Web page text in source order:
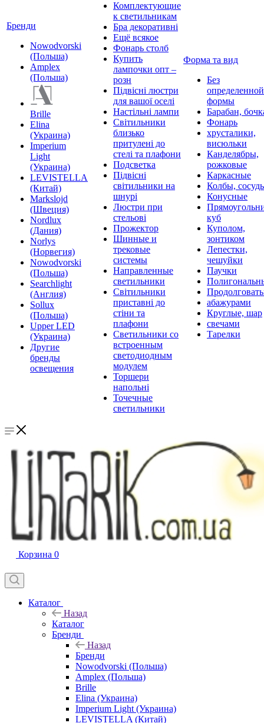
Бренди
Nowodvorski
(Польша)
Amplex
(Польша)
Brille
Elina
(Украина)
Imperium
Light
(Украина)
LEVISTELLA
(Китай)
Markslojd
(Швеция)
Nordlux
(Дания)
Norlys
(Норвегия)
Nowodvorski
(Польша)
Searchlight
(Англия)
Sollux
(Польша)
Upper LED
(Украина)
Другие
бренды
освещения
Комплектующие
к светильникам
Бра декоративні
Ещё всякое
Фонарь столб
Купить
лампочки опт –
розн
Підвісні люстри
для вашої оселі
Настільні лампи
Світильники
близько
притулені до
стелі та плафони
Подсветка
Підвісні
світильники на
шнурі
Люстри при
стельові
Прожектор
Шинные и
трековые
системы
Направленные
светильники
Світильники
приставні до
стіни та
плафони
Светильники со
встроенным
светодиодным
модулем
Торшери
напольні
Точечные
светильники
Форма та вид
Без
определенной
формы
Барабан,
Фонарь
хрусталики,
висюльки
Канделябры,
рожковые
Каркасные
Колбы,
Конусные
куб
Куполом,
зонтиком
Лепестки,
чешуйки
Паучки
абажурами
Круглые, шар
свечами
Тарелки
Корзина 0
Каталог
Назад
Каталог
Бренди
Назад
Бренди
Nowodvorski (Польша)
Amplex (Польша)
Brille
Elina (Украина)
Imperium Light (Украина)
LEVISTELLA (Китай)